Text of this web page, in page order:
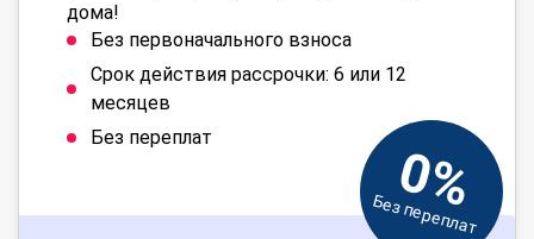
дома!
Без первоначального взноса
Срок действия рассрочки: 6 или 12
месяцев
Без переплат
0%
Без переплат